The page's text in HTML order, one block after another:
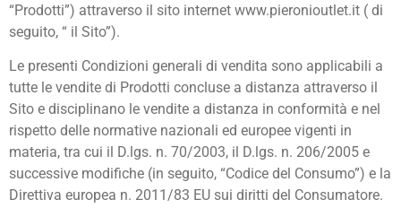
“Prodotti”) attraverso il sito internet www.pieronioutlet.it ( di
seguito, “ il Sito”).
Le presenti Condizioni generali di vendita sono applicabili a
tutte le vendite di Prodotti concluse a distanza attraverso il
Sito e disciplinano le vendite a distanza in conformità e nel
rispetto delle normative nazionali ed europee vigenti in
materia, tra cui il D.lgs. n. 70/2003, il D.lgs. n. 206/2005 e
successive modifiche (in seguito, “Codice del Consumo”) e la
Direttiva europea n. 2011/83 EU sui diritti del Consumatore.